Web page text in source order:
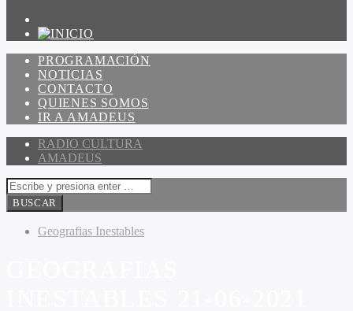
PROGRAMACIÓN
NOTICIAS
CONTACTO
QUIENES SOMOS
IR A AMADEUS
RADIO CULTURA
AMADEUS
Geografias Inestables